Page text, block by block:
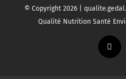
© Copyright 2026 |
Qualité Nutrition Santé